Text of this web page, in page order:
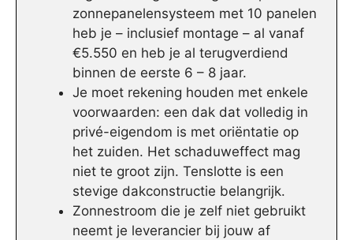
zonnepanelensysteem met 10 panelen
heb je – inclusief montage – al vanaf
€5.550 en heb je al terugverdiend
binnen de eerste 6 – 8 jaar.
Je moet rekening houden met enkele
voorwaarden: een dak dat volledig in
privé-eigendom is met oriëntatie op
het zuiden. Het schaduweffect mag
niet te groot zijn. Tenslotte is een
stevige dakconstructie belangrijk.
Zonnestroom die je zelf niet gebruikt
neemt je leverancier bij jouw af